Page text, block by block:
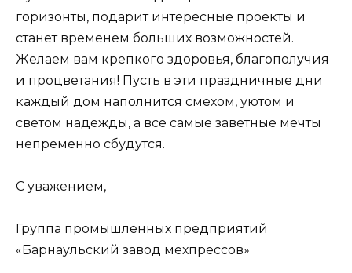
горизонты, подарит интересные проекты и
станет временем больших возможностей.
Желаем вам крепкого здоровья, благополучия
и процветания! Пусть в эти праздничные дни
каждый дом наполнится смехом, уютом и
светом надежды, а все самые заветные мечты
непременно сбудутся.
С уважением,
Группа промышленных предприятий
«Барнаульский завод мехпрессов»